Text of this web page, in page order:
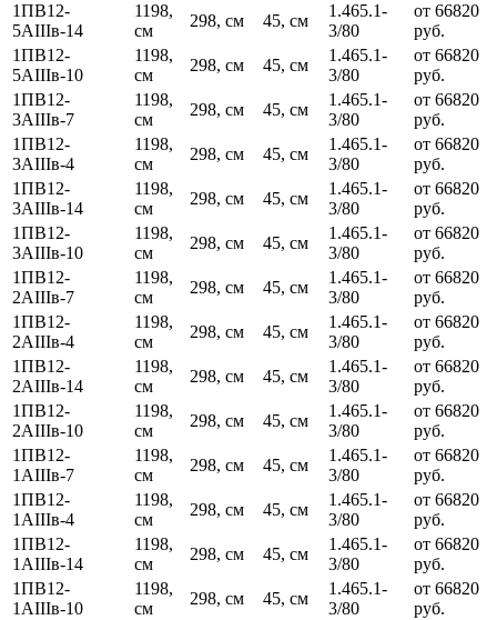
1ПВ12-
5АIIIв-14
1198,
см
298, см 45, см
1.465.1-
3/80
от 66820
руб.
1ПВ12-
5АIIIв-10
1198,
см
298, см 45, см
1.465.1-
3/80
от 66820
руб.
1ПВ12-
3АIIIв-7
1198,
см
298, см 45, см
1.465.1-
3/80
от 66820
руб.
1ПВ12-
3АIIIв-4
1198,
см
298, см 45, см
1.465.1-
3/80
от 66820
руб.
1ПВ12-
3АIIIв-14
1198,
см
298, см 45, см
1.465.1-
3/80
от 66820
руб.
1ПВ12-
3АIIIв-10
1198,
см
298, см 45, см
1.465.1-
3/80
от 66820
руб.
1ПВ12-
2АIIIв-7
1198,
см
298, см 45, см
1.465.1-
3/80
от 66820
руб.
1ПВ12-
2АIIIв-4
1198,
см
298, см 45, см
1.465.1-
3/80
от 66820
руб.
1ПВ12-
2АIIIв-14
1198,
см
298, см 45, см
1.465.1-
3/80
от 66820
руб.
1ПВ12-
2АIIIв-10
1198,
см
298, см 45, см
1.465.1-
3/80
от 66820
руб.
1ПВ12-
1АIIIв-7
1198,
см
298, см 45, см
1.465.1-
3/80
от 66820
руб.
1ПВ12-
1АIIIв-4
1198,
см
298, см 45, см
1.465.1-
3/80
от 66820
руб.
1ПВ12-
1АIIIв-14
1198,
см
298, см 45, см
1.465.1-
3/80
от 66820
руб.
1ПВ12-
1АIIIв-10
1198,
см
298, см 45, см
1.465.1-
3/80
от 66820
руб.